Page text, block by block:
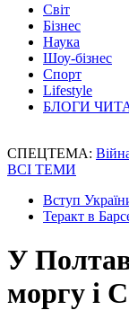
Світ
Бізнес
Наука
Шоу-бізнес
Спорт
Lifestyle
БЛОГИ
СПЕЦТЕМА:
ВСІ ТЕМИ
Вступ
Теракт в
У
моргу і